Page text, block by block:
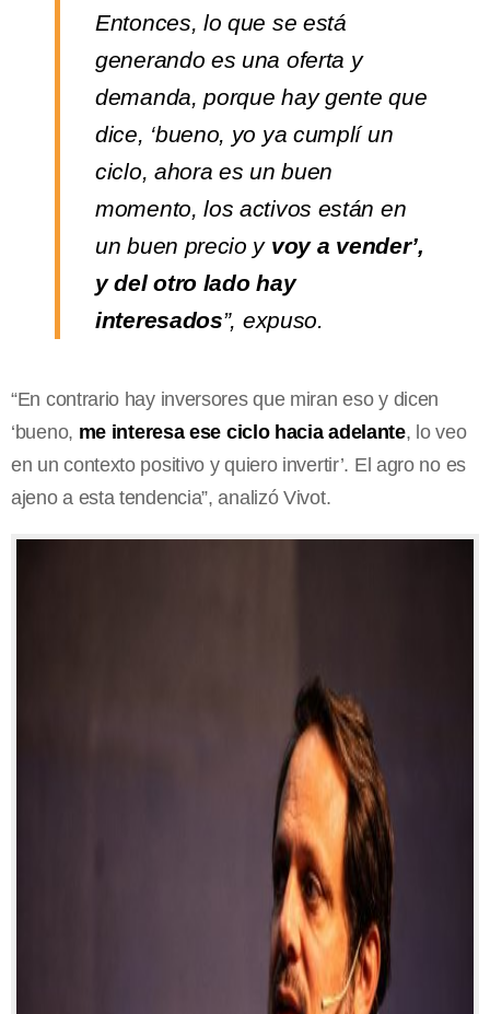
Entonces, lo que se está
generando es una oferta y
demanda, porque hay gente que
dice, ‘bueno, yo ya cumplí un
ciclo, ahora es un buen
momento, los activos están en
un buen precio y voy a vender’,
y del otro lado hay
interesados”, expuso.
“En contrario hay inversores que miran eso y dicen
‘bueno, me interesa ese ciclo hacia adelante, lo veo
en un contexto positivo y quiero invertir’. El agro no es
ajeno a esta tendencia”, analizó Vivot.